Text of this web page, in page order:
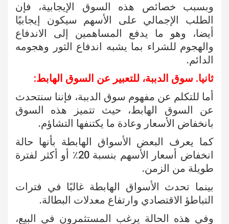
وبسبب خصائص هذه السوق الإيجابية، فإن
الطلب الإجمالي على الأسهم سيكون إيجابيًا
أيضا، وهو ما يدفع المساهمين إلى الاندفاع
والهجوم للشراء بما يشبه اندفاع الثور وهجومه
الدائم.
ثانيا. سوق الدببة، للتعبير عن السوق الهابط:
أما للتكلم عن مفهوم سوق الدببة، فإننا سنتحدث
عن السوق الهابط، حيث تتميز هذه السوق
بانخفاض الأسعار وعادة ما يكتنفها التشاؤم.
كما يعرف البعض الأسواق الهابطة بأنها حالة
انخفاض أسعار الأسهم بنسبة 20٪ أو أكثر لفترة
طويلة من الزمن.
بينما تحدث الأسواق الهابطة غالبًا في فترات
التباطؤ الاقتصادي وارتفاع معدلات البطالة.
وفي هذه الحالة يرغب المستثمرون في البيع،